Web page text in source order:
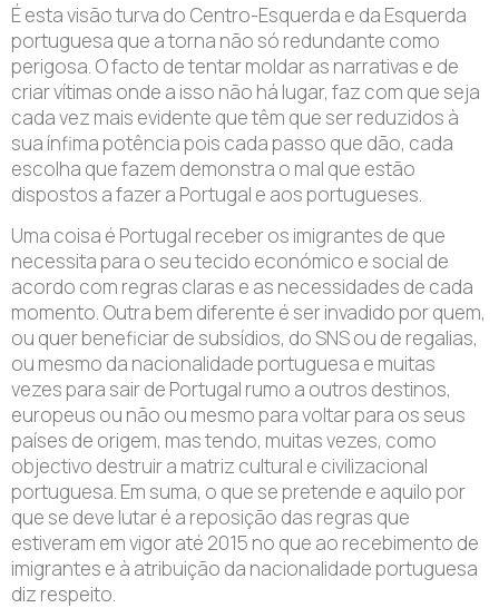
É esta visão turva do Centro-Esquerda e da Esquerda
portuguesa que a torna não só redundante como
perigosa. O facto de tentar moldar as narrativas e de
criar vítimas onde a isso não há lugar, faz com que seja
cada vez mais evidente que têm que ser reduzidos à
sua ínfima potência pois cada passo que dão, cada
escolha que fazem demonstra o mal que estão
dispostos a fazer a Portugal e aos portugueses.
Uma coisa é Portugal receber os imigrantes de que
necessita para o seu tecido económico e social de
acordo com regras claras e as necessidades de cada
momento. Outra bem diferente é ser invadido por quem,
ou quer beneficiar de subsídios, do SNS ou de regalias,
ou mesmo da nacionalidade portuguesa e muitas
vezes para sair de Portugal rumo a outros destinos,
europeus ou não ou mesmo para voltar para os seus
países de origem, mas tendo, muitas vezes, como
objectivo destruir a matriz cultural e civilizacional
portuguesa. Em suma, o que se pretende e aquilo por
que se deve lutar é a reposição das regras que
estiveram em vigor até 2015 no que ao recebimento de
imigrantes e à atribuição da nacionalidade portuguesa
diz respeito.